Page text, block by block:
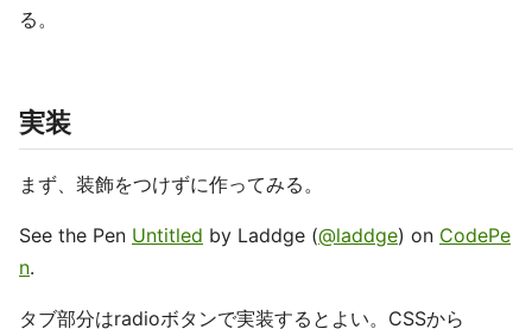
る。
実装
まず、装飾をつけずに作ってみる。
See the Pen Untitled by Laddge (@laddge) on CodePe
n.
タブ部分はradioボタンで実装するとよい。CSSから